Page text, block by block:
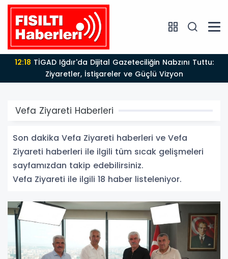
12:18
Ziyaretler, İstişareler ve Güçlü Vizyon
Vefa Ziyareti Haberleri
Son dakika Vefa Ziyareti haberleri ve Vefa
Ziyareti haberleri ile ilgili tüm sıcak gelişmeleri
sayfamızdan takip edebilirsiniz.
Vefa Ziyareti ile ilgili 18 haber listeleniyor.